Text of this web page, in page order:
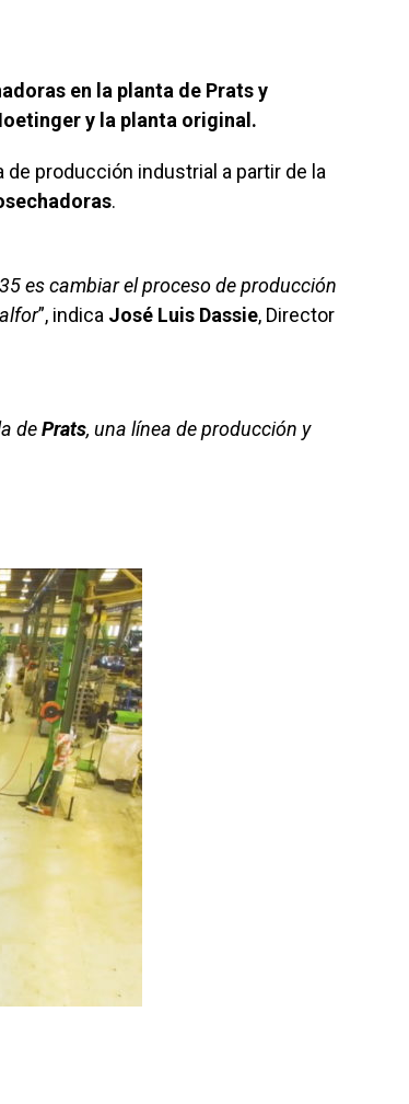
en la planta de Prats y
y la planta original.
producción industrial a partir de la
.
es cambiar el proceso de producción
”, indica José Luis Dassie, Director
dePrats, una línea de producción y